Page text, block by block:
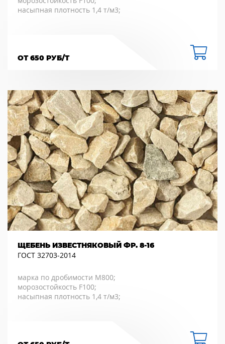
насыпная плотность 1,4 т/м3;
ОТ 650 РУБ/Т
ЩЕБЕНЬ ИЗВЕСТНЯКОВЫЙ ФР. 8-16
ГОСТ 32703-2014
марка по дробимости М800;
морозостойкость F100;
насыпная плотность 1,4 т/м3;